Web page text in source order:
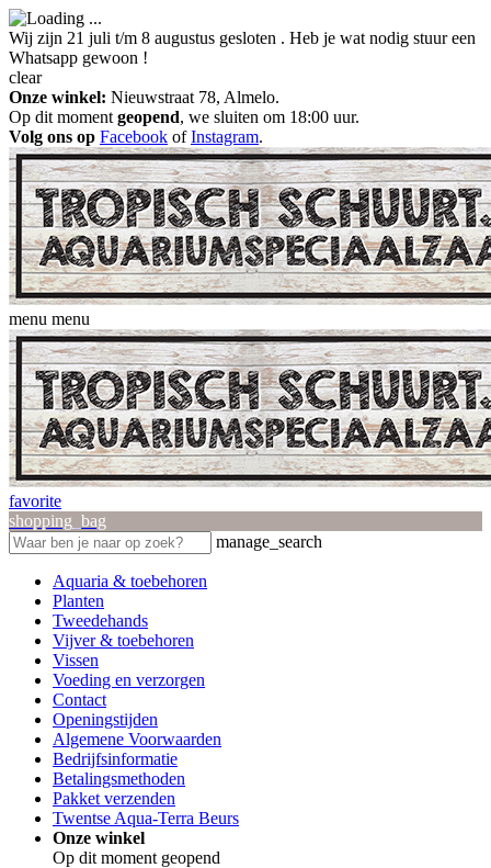
Wij zijn 21 juli t/m 8 augustus gesloten . Heb je wat nodig stuur een
Whatsapp gewoon !
clear
Onze winkel: Nieuwstraat 78, Almelo.
Op dit moment geopend, we sluiten om 18:00 uur.
Volg ons op Facebook ofInstagram.
menu menu
favorite
shopping_bag
manage_search
Aquaria & toebehoren
Planten
Tweedehands
Vijver & toebehoren
Vissen
Voeding en verzorgen
Contact
Openingstijden
Algemene Voorwaarden
Bedrijfsinformatie
Betalingsmethoden
Pakket verzenden
Twentse Aqua-Terra Beurs
Onze winkel
Op dit moment geopend